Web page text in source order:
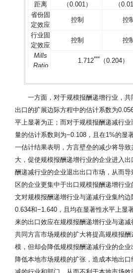
距离
（0.001） （
省份固
定效应
控制 控
行业固
定效应
控制 控
Mills
Ratio
1.712*** （0.204）
Wald
检验
（伪）
度
样本量 39 293 39
注：（1）括号内为估计系数的
表10%、5%和1%的显著性水平；
Pseudo R
，固定效应模型估计结
同。
一方面，对于规模报酬递增行业，
出口的扩展边际方程中的估计系数为
平上显著为正；而对于规模报酬递减行
量的估计系数则为−0.108，且在1%的显
一估计结果表明，方言壁垒的减少将导
大，促使规模报酬递增行业的企业进入
酬递减行业的企业退出出口市场，从而
区的企业更集中于出口规模报酬递增行
文对规模报酬递增行业与递减行业集约
0.634和−1.640，且均在显著性水平上显
来的出口效应在规模报酬递增行业与递减
共同方言市场规模的扩大将提高规模报
模，但却会降低规模报酬递减行业的企
降低本地市场规模的扩张，造成本地出